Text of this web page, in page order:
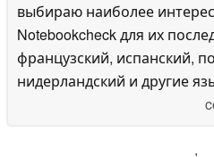
выбираю наиболее
Notebookcheck для их
французский, испанский,
нидерландский и другие